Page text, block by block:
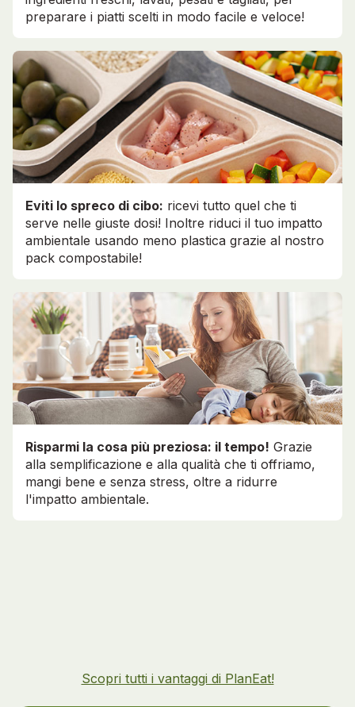
preparare i piatti scelti in modo facile e veloce!
Eviti lo spreco di cibo: ricevi tutto quel che ti
serve nelle giuste dosi! Inoltre riduci il tuo impatto
ambientale usando meno plastica grazie al nostro
pack compostabile!
Risparmi la cosa più preziosa: il tempo! Grazie
alla semplificazione e alla qualità che ti offriamo,
mangi bene e senza stress, oltre a ridurre
l'impatto ambientale.
Scopri tutti i vantaggi di PlanEat!